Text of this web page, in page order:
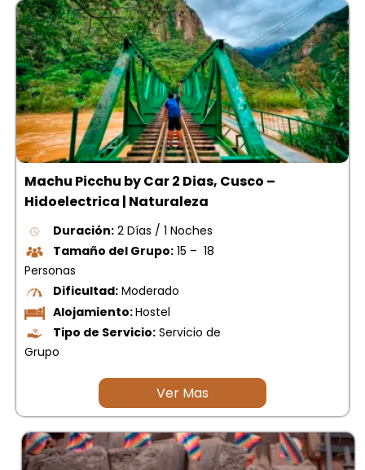
Machu Picchu by Car 2 Dias, Cusco –
Hidoelectrica | Naturaleza
Duración: 2 Días / 1 Noches
Tamaño del Grupo: 15 – 18
Personas
Dificultad: Moderado
Alojamiento:Hostel
Tipo de Servicio: Servicio de
Grupo
Ver Mas